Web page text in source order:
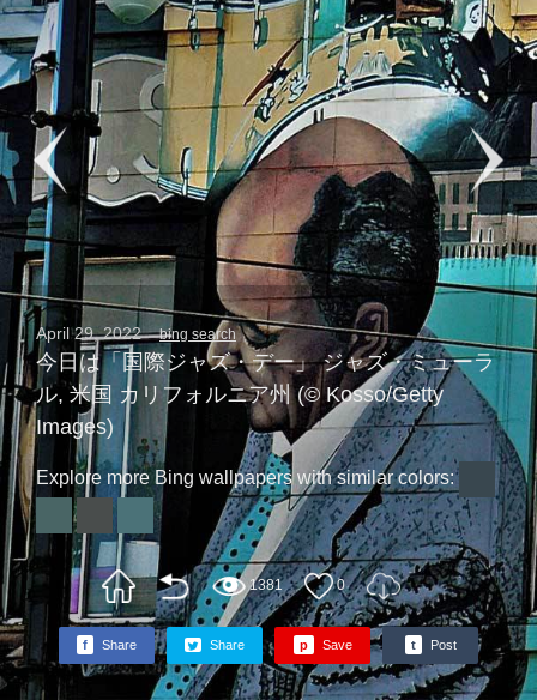
April 29, 2022 bing search
今日は「国際ジャズ・デー」 ジャズ・ミューラ
ル, 米国 カリフォルニア州 (© Kosso/Getty
Images)
Explore more Bing wallpapers with similar colors:
1381 0
f Share Share p Save t Post